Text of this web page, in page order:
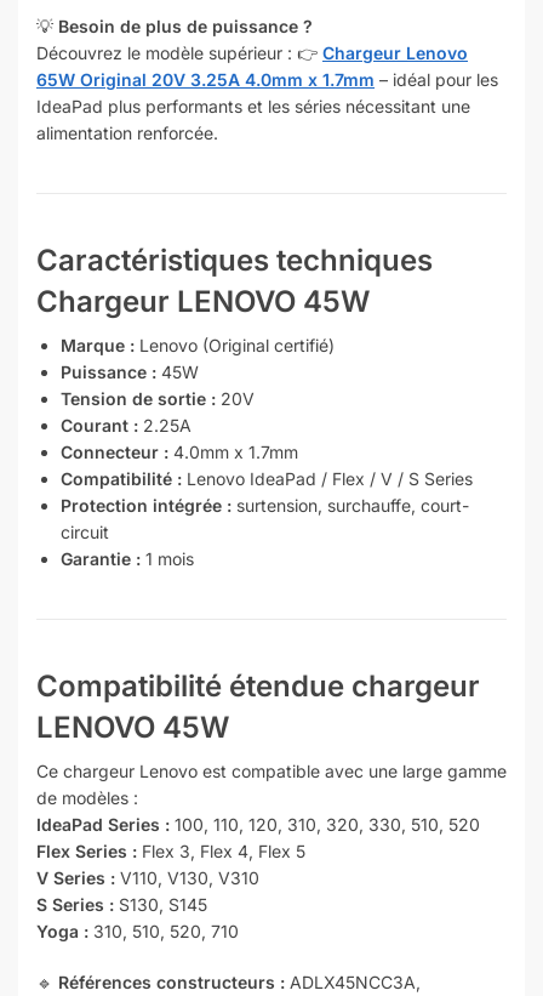
💡 Besoin de plus de puissance ?
Découvrez le modèle supérieur : 👉 Chargeur Lenovo
65W Original 20V 3.25A 4.0mm x 1.7mm – idéal pour les
IdeaPad plus performants et les séries nécessitant une
alimentation renforcée.
Caractéristiques techniques
Chargeur LENOVO 45W
Marque : Lenovo (Original certifié)
Puissance : 45W
Tension de sortie : 20V
Courant : 2.25A
Connecteur : 4.0mm x 1.7mm
Compatibilité : Lenovo IdeaPad / Flex / V / S Series
Protection intégrée : surtension, surchauffe, court-
circuit
Garantie : 1 mois
Compatibilité étendue chargeur
LENOVO 45W
Ce chargeur Lenovo est compatible avec une large gamme
de modèles :
IdeaPad Series : 100, 110, 120, 310, 320, 330, 510, 520
Flex Series : Flex 3, Flex 4, Flex 5
V Series : V110, V130, V310
S Series : S130, S145
Yoga : 310, 510, 520, 710
🔹 Références constructeurs : ADLX45NCC3A,